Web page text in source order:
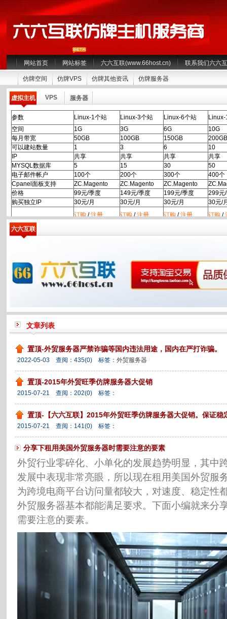
网站首页 网站标签 六六互联(www.66host.cn) 联系我们六六
仿牌空间 仿牌VPS 仿牌其他资讯 仿牌服务器
虚拟主机 VPS 服务器
参数 Linux-1个站 Linux-3个站 Linux-6个站
空间
1G 3G 6G
10G
每月带宽
50GB 100GB 150GB
200GB
可以建站数量
1 3 6
10
IP
共享 共享 共享
共享
MYSQL数据库
5 15 30
50
电子邮件帐户
100个 200个 300个
400个
Cpanel面板支持
ZC.Magento ZC.Magento ZC.Magento
价格
99元/季度 149元/季度 199元/季度
299元
购买独立IP
30元/月 30元/月 30元/月
30元/
订购/注册 订购/注册 订购/注册 订购/
六六互联
文章列表
置顶-外贸服务器严禁诈骗等国内违法用途，国内在严打诈骗。
2022-05-03 查阅： 435(0) 标签： 外贸服务器
置顶-2015年外贸旺季仿牌服务器大促销
2015-07-21 查阅： 202(0) 标签：
置顶-【六六互联】2015年外贸旺季仿牌服务器大促销。保证稳
2015-07-21 查阅： 141(0) 标签：
分享下租用美国外贸服务器时需要注意的要素
外贸行业零碎化、小单化的发展趋势明显，其中
发展中表现非常亮眼，所以现在租用美国外贸服
为跨境电商平台访问量都较大，对速度、稳定性
外贸服务器基本都能满足要求。下面小编就来分
需要注意的要素。